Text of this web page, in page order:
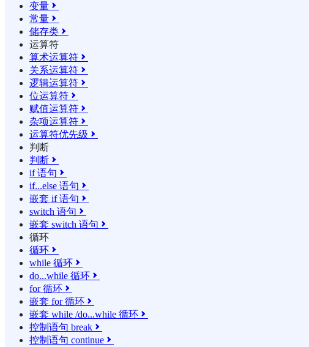
变量 
常量 
储存类 
运算符
算术运算符 
关系运算符 
逻辑运算符 
位运算符 
赋值运算符 
杂项运算符 
运算符优先级 
判断
判断 
if 语句 
if...else 语句 
嵌套 if 语句 
switch 语句 
嵌套 switch 语句 
循环
循环 
while 循环 
do...while 循环 
for 循环 
嵌套 for 循环 
嵌套 while /do...while 循环 
控制语句 break 
控制语句 continue 